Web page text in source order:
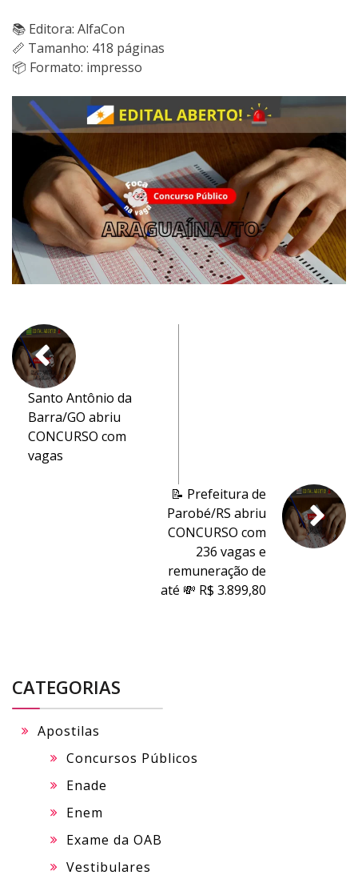
📚 Editora: AlfaCon
📏 Tamanho: 418 páginas
📦 Formato: impresso
Santo Antônio da
Barra/GO abriu
CONCURSO com
vagas
📝 Prefeitura de
Parobé/RS abriu
CONCURSO com
236 vagas e
remuneração de
até 💸 R$ 3.899,80
CATEGORIAS
Apostilas
Concursos Públicos
Enade
Enem
Exame da OAB
Vestibulares